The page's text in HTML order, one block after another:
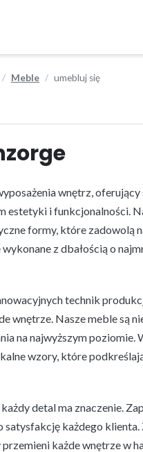
Meble umebluj się
wnętrz,
estetyki i funkcjonalności.
formy, które zadowolą
z dbałością o
technik
wnętrze. Nasze meble są
na najwyższym poziomie.
wzory, które
detal ma znaczenie.
każdego
każde wnętrze w